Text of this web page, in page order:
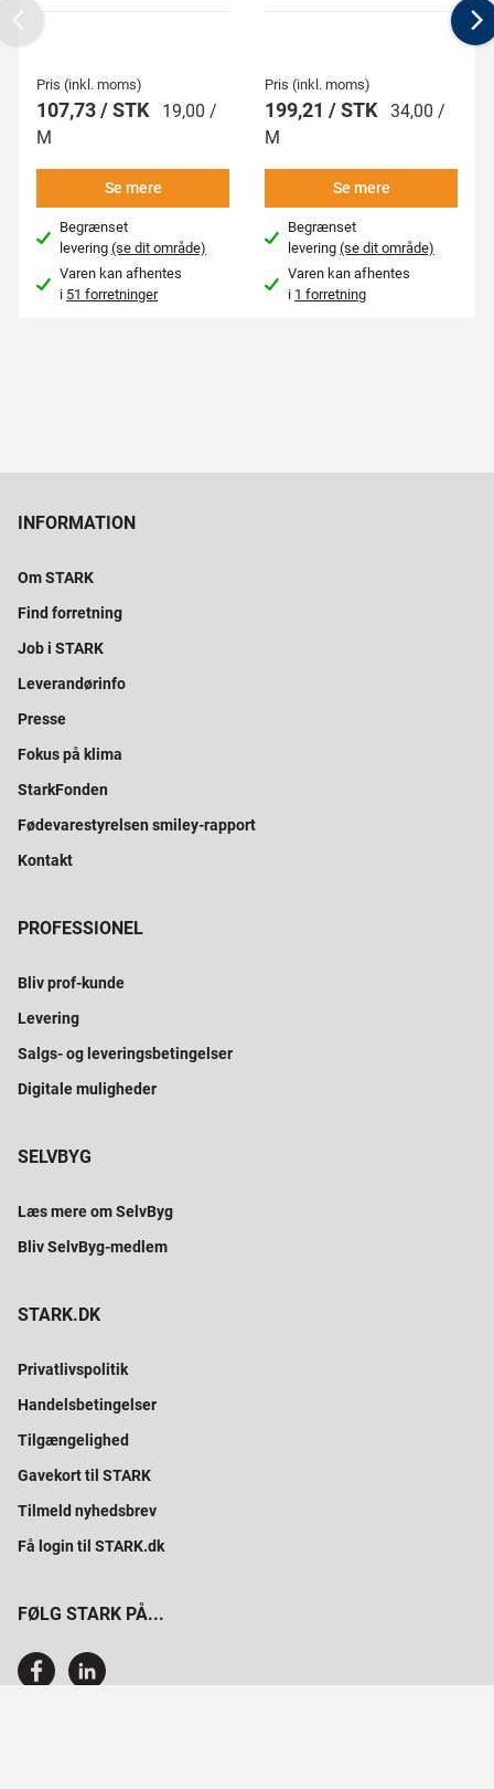
Pris (inkl. moms)
107,73 / STK
19,00 /
M
Se mere
Begrænset
levering(se dit område)
Varen kan afhentes
i 51 forretninger
Pris (inkl. moms)
199,21 / STK 34,00 /
M
Se mere
Begrænset
levering(se dit område)
Varen kan afhentes
i 1 forretning
Previous
INFORMATION
Om STARK
Find forretning
Job i STARK
Leverandørinfo
Presse
Fokus på klima
StarkFonden
Fødevarestyrelsen smiley-rapport
Kontakt
PROFESSIONEL
Bliv prof-kunde
Levering
Salgs- og leveringsbetingelser
Digitale muligheder
SELVBYG
Læs mere om SelvByg
Bliv SelvByg-medlem
STARK.DK
Privatlivspolitik
Handelsbetingelser
Tilgængelighed
Gavekort til STARK
Tilmeld nyhedsbrev
Få login til STARK.dk
FØLG STARK PÅ...